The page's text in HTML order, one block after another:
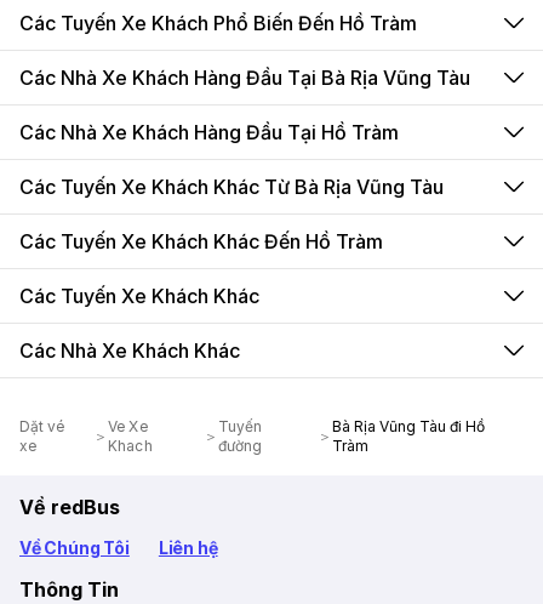
Các Tuyến Xe Khách Phổ Biến Đến Hồ Tràm
Các Nhà Xe Khách Hàng Đầu Tại Bà Rịa Vũng Tàu
Các Nhà Xe Khách Hàng Đầu Tại Hồ Tràm
Các Tuyến Xe Khách Khác Từ Bà Rịa Vũng Tàu
Các Tuyến Xe Khách Khác Đến Hồ Tràm
Các Tuyến Xe Khách Khác
Các Nhà Xe Khách Khác
Dặt vé
xe
Ve Xe
Khach
Tuyến
đường
Bà Rịa Vũng Tàu đi Hồ
Tràm
Về redBus
Về Chúng Tôi Liên hệ
Thông Tin